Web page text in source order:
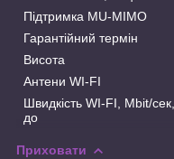
Підтримка MU-MIMO
Гарантійний термін
Висота
Антени WI-FI
Швидкість WI-FI, Mbit/сек,
до
Приховати